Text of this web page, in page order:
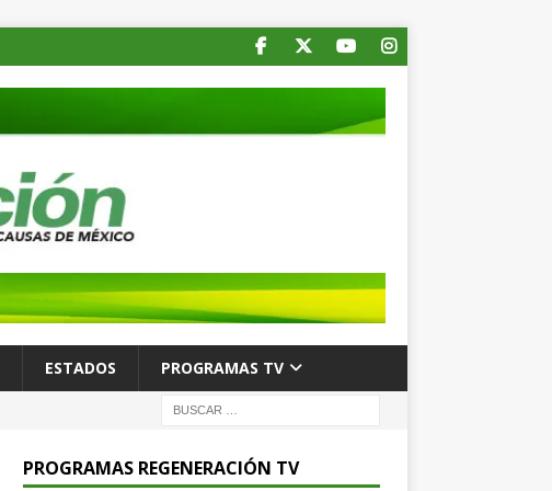
ESTADOS PROGRAMAS TV
PROGRAMAS REGENERACIÓN TV